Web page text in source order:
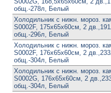
общ.-278л, Белый
Холодильник с нижн. мороз.
S0002F, 175х65х60см, 2
общ.-296л, Белый
Холодильник с нижн. мороз.
S0002F, 176х65х60см, 2
общ.-304л, Белый
Холодильник с нижн. мороз.
S0002G, 176х65х60см, 2
общ.-304л, Белый